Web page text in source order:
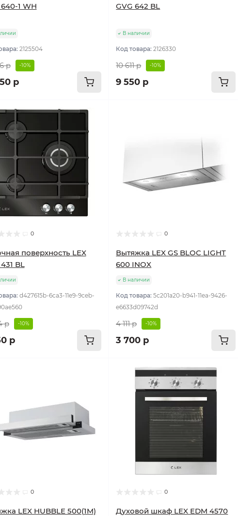
1 WH
2125504
р -10%
р
GVG 642 BL
В наличии
Код товара:2126330
10 611 р -10%
9 550 р
0
поверхность LEX
BL
d427615b-6ca3-11e9-9ceb-
р -10%
р
0
Вытяжка LEX GS BLOC LIGHT
600 INOX
В наличии
Код товара:5c201a20-b941-11ea-9426-
e6633d09742d
4 111 р -10%
3 700 р
0
LEX HUBBLE 500(1M)
0
Духовой шкаф LEX EDM 4570